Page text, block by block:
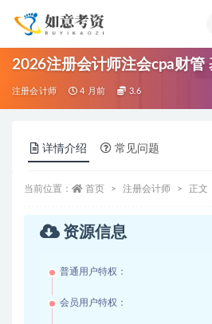
2026注册会计师注会cpa财管
注册会计师 4 月前 3.6
详情介绍 常见问题
当前位置： 首页 注册会计师 正文
资源信息
普通用户特权：
会员用户特权：